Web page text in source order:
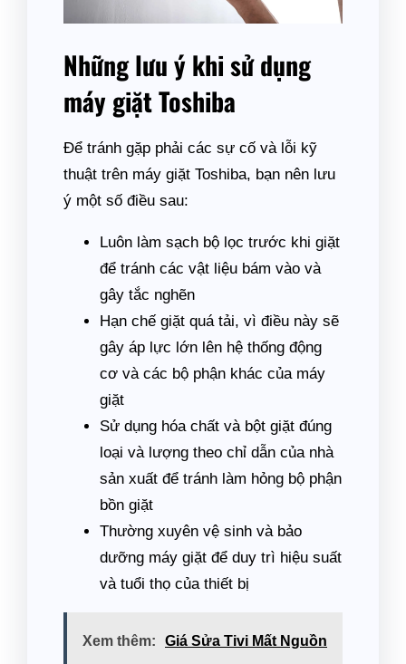
Những lưu ý khi sử dụng
máy giặt Toshiba
Để tránh gặp phải các sự cố và lỗi kỹ
thuật trên máy giặt Toshiba, bạn nên lưu
ý một số điều sau:
Luôn làm sạch bộ lọc trước khi giặt
để tránh các vật liệu bám vào và
gây tắc nghẽn
Hạn chế giặt quá tải, vì điều này sẽ
gây áp lực lớn lên hệ thống động
cơ và các bộ phận khác của máy
giặt
Sử dụng hóa chất và bột giặt đúng
loại và lượng theo chỉ dẫn của nhà
sản xuất để tránh làm hỏng bộ phận
bồn giặt
Thường xuyên vệ sinh và bảo
dưỡng máy giặt để duy trì hiệu suất
và tuổi thọ của thiết bị
Xem thêm: Giá Sửa Tivi Mất Nguồn